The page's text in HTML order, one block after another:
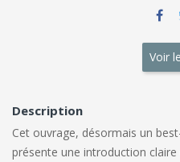
Voir
Description
Cet ouvrage, désormais un
présente une introduction